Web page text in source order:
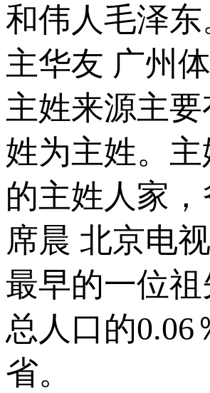
和伟人毛泽东
主华友 广州
主姓来源主
姓为主姓。
的主姓人家
席晨 北京电
最早的一位
总人口的
省。